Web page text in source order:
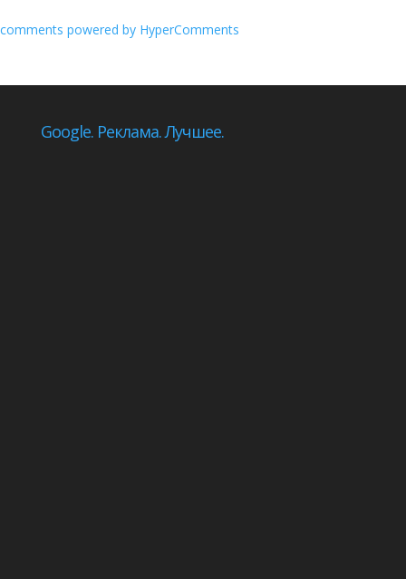
comments powered by HyperComments
Google. Реклама. Лучшее.